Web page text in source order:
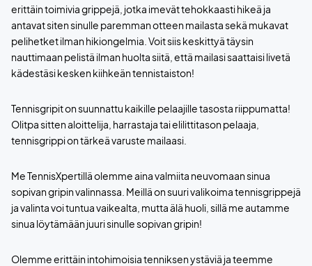
erittäin toimivia grippejä, jotka imevät tehokkaasti hikeä ja
antavat siten sinulle paremman otteen mailasta sekä mukavat
pelihetket ilman hikiongelmia. Voit siis keskittyä täysin
nauttimaan pelistä ilman huolta siitä, että mailasi saattaisi livetä
kädestäsi kesken kiihkeän tennistaiston!
Tennisgripit on suunnattu kaikille pelaajille tasosta riippumatta!
Olitpa sitten aloittelija, harrastaja tai elilittitason pelaaja,
tennisgrippi on tärkeä varuste mailaasi.
Me TennisXpertillä olemme aina valmiita neuvomaan sinua
sopivan gripin valinnassa. Meillä on suuri valikoima tennisgrippejä
ja valinta voi tuntua vaikealta, mutta älä huoli, sillä me autamme
sinua löytämään juuri sinulle sopivan gripin!
Olemme erittäin intohimoisia tenniksen ystäviä ja teemme